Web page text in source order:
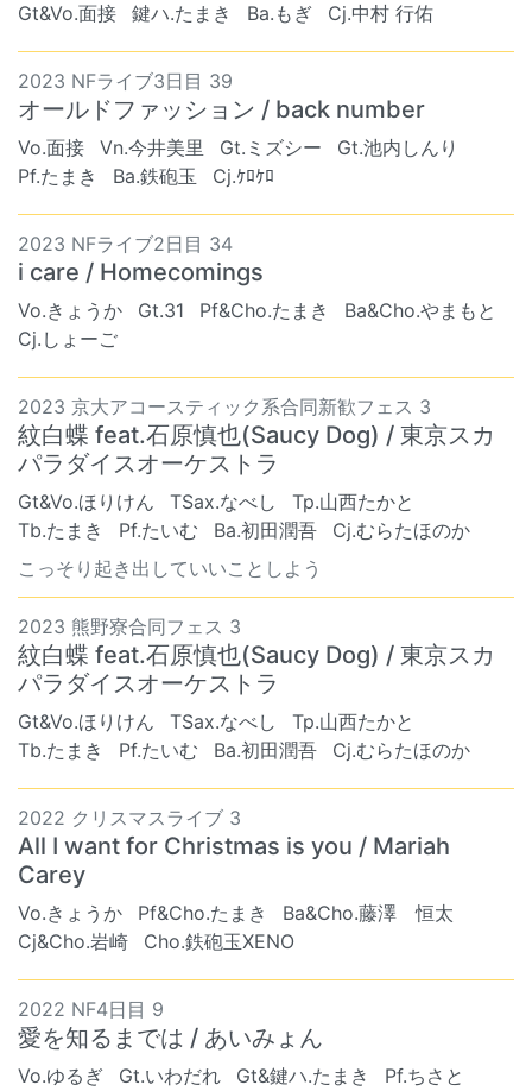
Gt&Vo.面接 鍵ハ.たまき Ba.もぎ Cj.中村 行佑
2023 NFライブ3日目 39
オールドファッション / back number
Vo.面接 Vn.今井美里 Gt.ミズシー
Gt.池内しんり
Pf.たまき
Ba.鉄砲玉 Cj.ｹﾛｹﾛ
2023 NFライブ2日目 34
i care / Homecomings
Vo.きょうか Gt.31 Pf&Cho.たまき
Ba&Cho.やまもと
Cj.しょーご
2023 京大アコースティック系合同新歓フェス 3
紋白蝶 feat.石原慎也(Saucy Dog) / 東京スカ
パラダイスオーケストラ
Gt&Vo.ほりけん TSax.なべし
Tp.山西たかと
Tb.たまき
Pf.たいむ Ba.初田潤吾
Cj.むらたほのか
こっそり起き出していいことしよう
2023 熊野寮合同フェス 3
紋白蝶 feat.石原慎也(Saucy Dog) / 東京スカ
パラダイスオーケストラ
Gt&Vo.ほりけん TSax.なべし
Tp.山西たかと
Tb.たまき
Pf.たいむ Ba.初田潤吾 Cj.むらたほのか
2022 クリスマスライブ 3
All I want for Christmas is you / Mariah
Carey
Vo.きょうか Pf&Cho.たまき
Ba&Cho.藤澤 恒太
Cj&Cho.岩崎
Cho.鉄砲玉XENO
2022 NF4日目 9
愛を知るまでは / あいみょん
Vo.ゆるぎ Gt.いわだれ Gt&鍵ハ.たまき
Pf.ちさと